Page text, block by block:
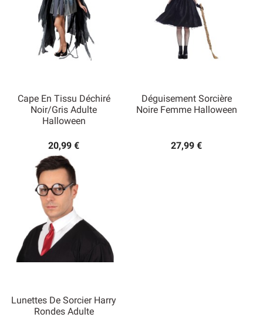
Cape En Tissu Déchiré
Noir/gris Adulte
Halloween
20,99 €
Déguisement Sorcière
Noire Femme Halloween
27,99 €
Lunettes De Sorcier Harry
Rondes Adulte